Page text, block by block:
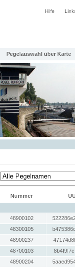
Hilfe
Pegelauswahl über Karte
Nummer
48900102
48300105
48900237
48700103
48900204